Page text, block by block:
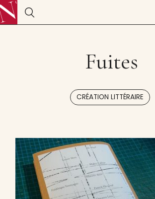
Fuites
CRÉATION LITTÉRAIRE